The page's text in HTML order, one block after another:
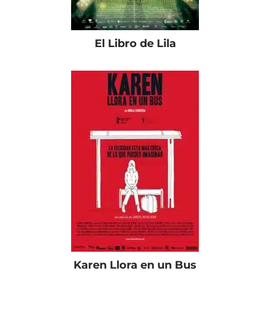
El Libro de Lila
Karen Llora en un Bus